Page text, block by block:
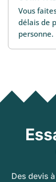
Vous
délais de
personne.
Des devis